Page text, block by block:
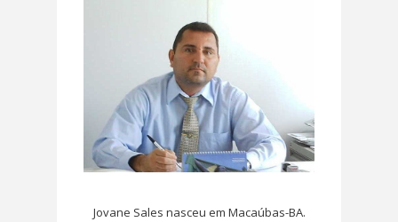
Jovane Sales nasceu em Macaúbas-BA.